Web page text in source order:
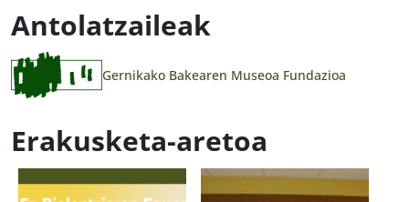
Antolatzaileak
Gernikako Bakearen Museoa Fundazioa
Erakusketa-aretoa